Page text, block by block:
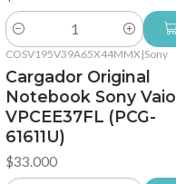
Cantidad
COSV195V39A65X44MMX |Sony
Cargador Original
Notebook Sony Vaio
VPCEE37FL (PCG-
61611U)
$33.000